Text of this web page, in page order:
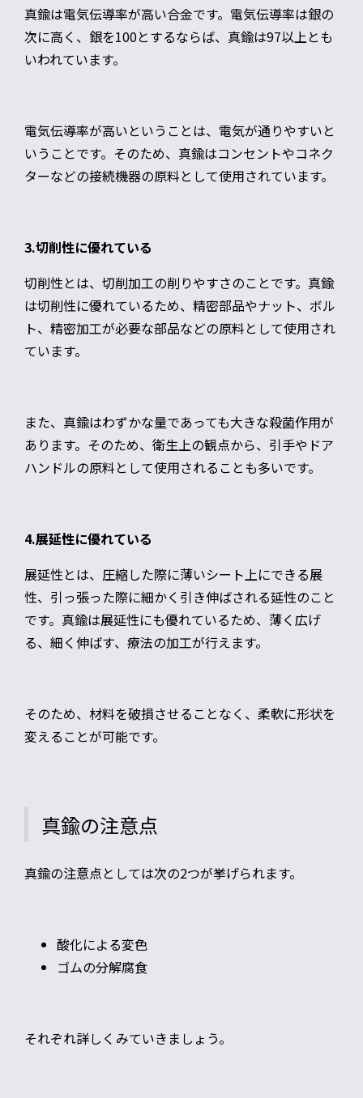
真鍮は電気伝導率が高い合金です。電気伝導率は銀の
次に高く、銀を100とするならば、真鍮は97以上とも
いわれています。
電気伝導率が高いということは、電気が通りやすいと
いうことです。そのため、真鍮はコンセントやコネク
ターなどの接続機器の原料として使用されています。
3.切削性に優れている
切削性とは、切削加工の削りやすさのことです。真鍮
は切削性に優れているため、精密部品やナット、ボル
ト、精密加工が必要な部品などの原料として使用され
ています。
また、真鍮はわずかな量であっても大きな殺菌作用が
あります。そのため、衛生上の観点から、引手やドア
ハンドルの原料として使用されることも多いです。
4.展延性に優れている
展延性とは、圧縮した際に薄いシート上にできる展
性、引っ張った際に細かく引き伸ばされる延性のこと
です。真鍮は展延性にも優れているため、薄く広げ
る、細く伸ばす、療法の加工が行えます。
そのため、材料を破損させることなく、柔軟に形状を
変えることが可能です。
真鍮の注意点
真鍮の注意点としては次の2つが挙げられます。
酸化による変色
ゴムの分解腐食
それぞれ詳しくみていきましょう。